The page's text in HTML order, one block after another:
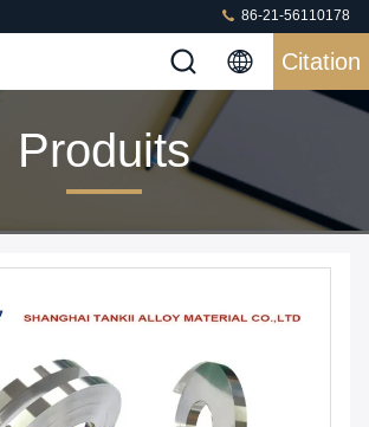
86-21-56110178
Citation
Produits